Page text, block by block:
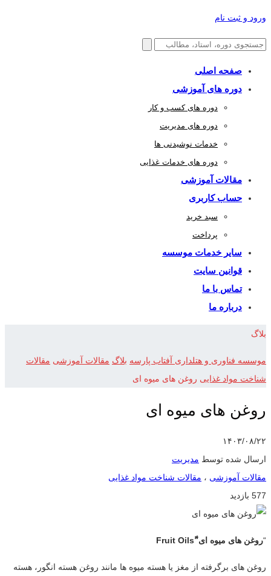
ورود و ثبت نام
صفحه اصلی
دوره های آموزشی
دوره های کسب و کار
دوره های مدیریت
خدمات نوشیدنی ها
دوره های خدمات غذایی
مقالات آموزشی
حساب کاربری
سبد خرید
پرداخت
سایر خدمات موسسه
قوانین سایت
تماس با ما
درباره ما
بلاگ
موسسه فناوری و هتلداری آفتاب پارسه بلاگ مقالات آموزشی مقالات
شناخت مواد غذایی روغن های میوه ای
روغن های میوه ای
۱۴۰۳/۰۸/۲۲
ارسال شده توسط مدیریت
مقالات آموزشی ، مقالات شناخت مواد غذایی
577 بازدید
“روغن های میوه ای”ّFruit Oils
روغن های برگرفته از مغز یا هسته میوه ها مانند روغن هسته انگور، هسته